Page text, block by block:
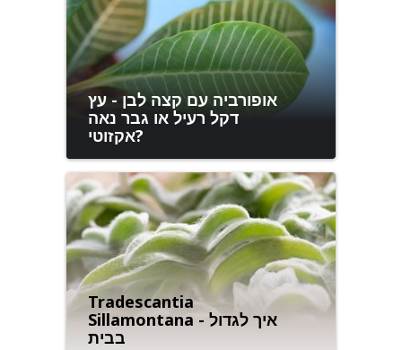
אופורביה עם קצה לבן - עץ
דקל רעיל או גבר נאה
אקזוטי?
Tradescantia
Sillamontana - איך לגדול
בבית